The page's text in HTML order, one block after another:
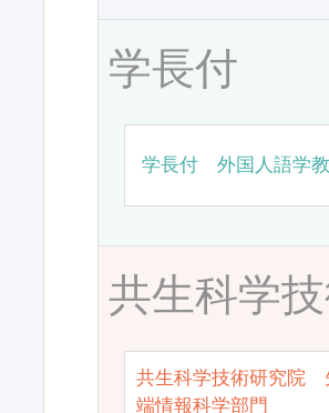
学長付
学長付 外国人語学
共生科学
共生科学技術研究院
端情報科学部門